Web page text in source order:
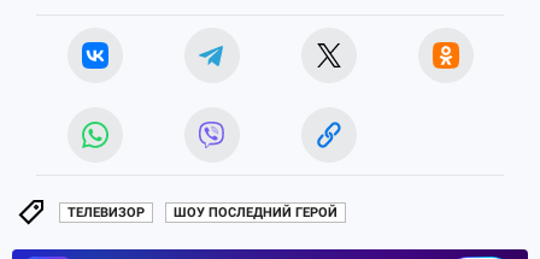
ТЕЛЕВИЗОР ШОУ ПОСЛЕДНИЙ ГЕРОЙ